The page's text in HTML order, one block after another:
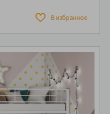
В избранное